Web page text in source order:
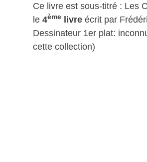
Ce livre est sous-titré : Les
le 4ème livre écrit par
Dessinateur 1er plat:
cette collection)